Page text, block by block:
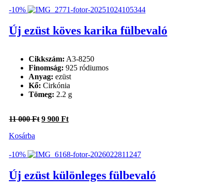
500 Ft. 450 Ft.
-10%
Új ezüst köves karika fülbevaló
Cikkszám: A3-8250
Finomság: 925 ródiumos
Anyag: ezüst
Kő: Cirkónia
Tömeg: 2.2 g
11 000Ft Original
000 Ft.
9 900 FtCurrent
900 Ft.
Kosárba
-10%
Új ezüst különleges fülbevaló